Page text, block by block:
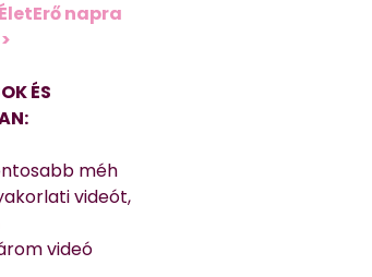
napra
ÉS
méh
videót,
videó